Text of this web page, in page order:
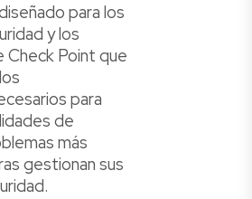
para los
y los
Point que
para
de
más
gestionan sus